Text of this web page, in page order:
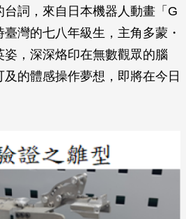
詞，來自日本機器人動畫「G
灣的七八年級生，主角多蒙・
，深深烙印在無數觀眾的腦
的體感操作夢想，即將在今日